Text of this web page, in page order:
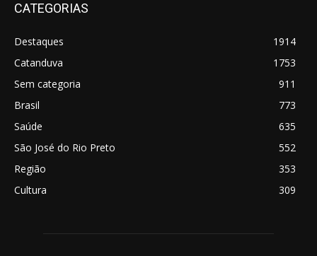
CATEGORIAS
Destaques
1914
Catanduva
1753
Sem categoria
911
Brasil
773
Saúde
635
São José do Rio Preto
552
Região
353
Cultura
309